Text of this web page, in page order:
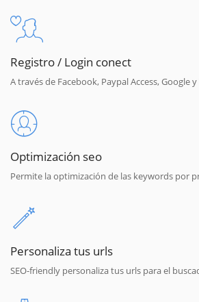
Registro / Login conect
A través de Facebook, Paypal Access, Google
Optimización seo
Permite la optimización de las keywords por
Personaliza tus urls
SEO-friendly personaliza tus urls para el